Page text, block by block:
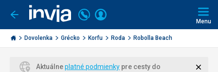
Ísť
späť
Invia.sk
Volajte
+421
2
3221
Prihlásiť
Menu
Dovolenka Grécko Korfu Roda Robolla Beach
Aktuálneplatné podmienky pre cesty do